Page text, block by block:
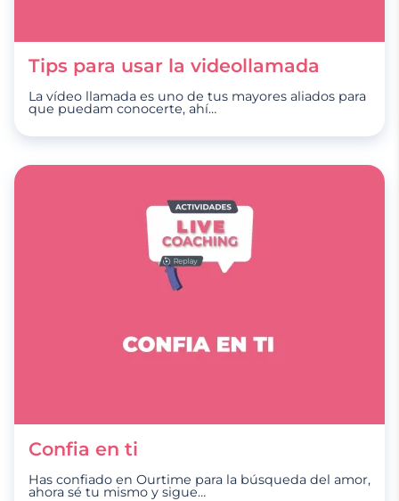
Tips para usar la videollamada
La vídeo llamada es uno de tus mayores aliados para
que puedam conocerte, ahí…
Confia en ti
Has confiado en Ourtime para la búsqueda del amor,
ahora sé tu mismo y sigue…